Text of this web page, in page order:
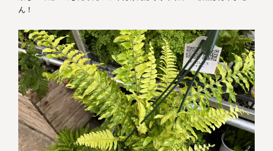
ん！